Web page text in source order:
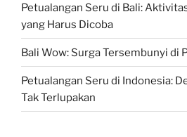
Petualangan Seru di Bali:
yang Harus Dicoba
Bali Wow: Surga Tersembunyi di
Petualangan Seru di Indonesia:
Tak Terlupakan